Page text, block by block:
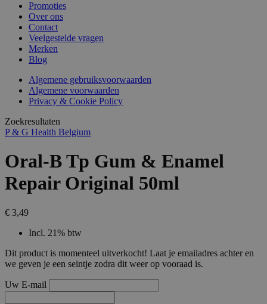
Promoties
Over ons
Contact
Veelgestelde vragen
Merken
Blog
Algemene gebruiksvoorwaarden
Algemene voorwaarden
Privacy & Cookie Policy
Zoekresultaten
P & G Health Belgium
Oral-B Tp Gum & Enamel
Repair Original 50ml
€ 3,49
Incl. 21% btw
Dit product is momenteel uitverkocht! Laat je emailadres achter en
we geven je een seintje zodra dit weer op vooraad is.
Uw E-mail